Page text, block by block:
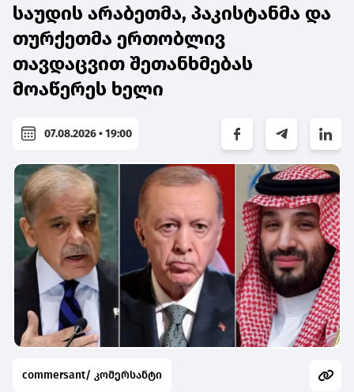
საუდის არაბეთმა, პაკისტანმა და
თურქეთმა ერთობლივ
თავდაცვით შეთანხმებას
მოაწერეს ხელი
07.08.2026 • 19:00
commersant/ კომერსანტი